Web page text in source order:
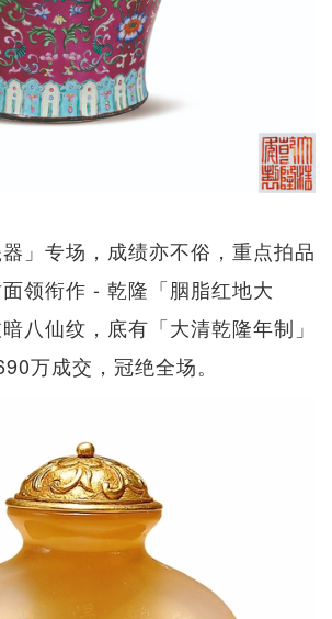
」专场，成绩亦不俗，重点拍品
领衔作 - 乾隆「胭脂红地大
八仙纹，底有「大清乾隆年制」
万成交，冠绝全场。